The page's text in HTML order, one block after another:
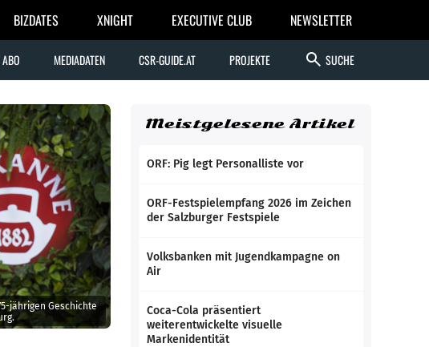
BIZDATES XNIGHT EXECUTIVE CLUB NEWSLETTER
ABO MEDIADATEN CSR-GUIDE.AT PROJEKTE search SUCHE
jährigen Geschichte
Meistgelesene Artikel
ORF: Pig legt Personalliste vor
ORF-Festspielempfang 2026 im Zeichen
der Salzburger Festspiele
Volksbanken mit Jugendkampagne on
Air
Coca-Cola präsentiert
weiterentwickelte visuelle
Markenidentität